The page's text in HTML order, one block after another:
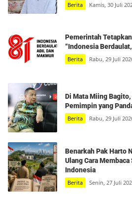
Berita Kamis, 30 Juli
Pemerintah
“Indonesia
Berita Rabu, 29 Juli
Di Mata Miing
Pemimpin yang
Berita Rabu, 29 Juli
Benarkah Pak Harto
Ulang Cara
Indonesia
Berita Senin, 27 Juli